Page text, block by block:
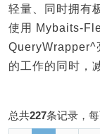
轻量、同时拥有
使用 Mybaits-
QueryWrapper^
的工作的同时，
总共227条记录，